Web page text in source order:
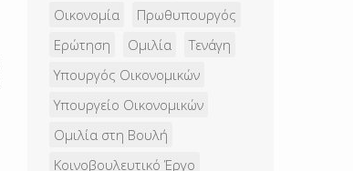
Οικονομία
Πρωθυπουργός
Ερώτηση
Ομιλία
Τενάγη
Υπουργός Οικονομικών
Υπουργείο Οικονομικών
Ομιλία στη Βουλή
Κοινοβουλευτικό Έργο